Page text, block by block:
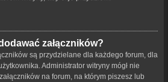
załączników?
są przydzielane dla każdego forum, dla
Administrator witryny mógł nie
na forum, na którym piszesz lub